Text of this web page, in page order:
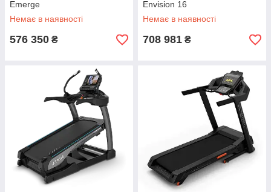
Emerge
Немає в наявності
576 350 ₴
Envision 16
Немає в наявності
708 981 ₴